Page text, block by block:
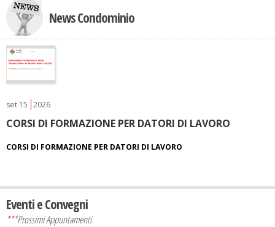
News Condominio
set 15 2026
CORSI DI FORMAZIONE PER DATORI DI LAVORO
CORSI DI FORMAZIONE PER DATORI DI LAVORO
Eventi e Convegni
***Prossimi Appuntamenti